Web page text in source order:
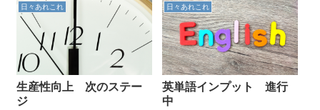
日々あれこれ
生産性向上 次のステー
ジ
日々あれこれ
英単語インプット 進行
中